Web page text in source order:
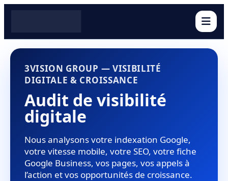
3VISION GROUP — VISIBILITÉ
DIGITALE & CROISSANCE
Audit de visibilité
digitale
Nous analysons votre indexation Google,
votre vitesse mobile, votre SEO, votre fiche
Google Business, vos pages, vos appels à
l’action et vos opportunités de croissance.